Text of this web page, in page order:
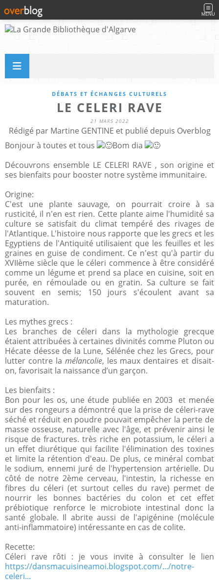
MENU
DÉBATS ET ÉCHANGES CULTURELS
LE CELERI RAVE
21 MARS 2022
Rédigé par Martine GENTINE et publié depuis Overblog
Bonjour à toutes et tous
Bom dia
Découvrons ensemble LE CELERI RAVE , son origine et
ses bienfaits pour booster notre système immunitaire.
Origine:
C'est une plante sauvage, on pourrait croire à sa
rusticité, il n'en est rien. Cette plante aime l'humidité sa
culture se satisfait du climat tempéré des rivages de
l'Atlantique. L'histoire nous rapporte que les grecs et les
Egyptiens de l'Antiquité utilisaient que les feuilles et les
graines en guise de condiment. Ce n'est qu'à partir du
XVIIème siècle que le céleri commence à être considéré
comme un légume et prend sa place en cuisine, soit en
purée, en rémoulade ou en gratin. Sa culture se fait
souvent en semis; 150 jours s'écoulent avant sa
maturation.
Les mythes grecs :
Les branches de céleri dans la mythologie grecque
étaient attribuées à certaines divinités comme Pluton ou
Hécate déesse de la Lune, Sélénée chez les Grecs, pour
lutter contre la mélancolie, les maux dentaires et disait-
on, favorisait la naissance d’un garçon.
Les bienfaits :
Bon pour les os, une étude publiée en 2003 et menée
sur des rongeurs a démontré que la prise de céleri-rave
séché et réduit en poudre pouvait empêcher la perte de
masse osseuse, naturelle avec l'âge, et prévenir ainsi le
risque de fractures. très riche en potassium, le céleri a
un effet diurétique qui facilite l'élimination des toxines
et limite la rétention d'eau. De plus, ce minéral combat
le sodium, ennemi juré de l'hypertension artérielle. Du
côté de notre 2ème cerveau, l'intestin, la richesse en
fibres du céleri (et surtout celles du rave) permet de
nourrir les bonnes bactéries du colon et cet effet
prébiotique renforce le microbiote intestinal donc la
santé globale. Il abrite aussi de l'apigénine (molécule
anti-inflammatoire) intéressante en cas de colite.
Recette:
Céleri rave rôti : je vous invite à consulter le lien
https://dansmacuisineamoi.blogspot.com/.../notre-
celeri...